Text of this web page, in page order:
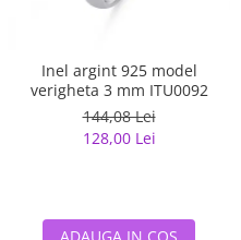
Inel argint 925 model
verigheta 3 mm ITU0092
144,08 Lei
128,00 Lei